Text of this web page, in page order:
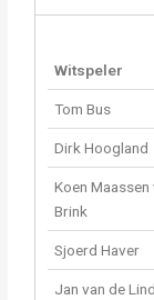
Witspeler
Tom Bus
Dirk Hoogland
Koen Maassen
Brink
Sjoerd Haver
Jan van de